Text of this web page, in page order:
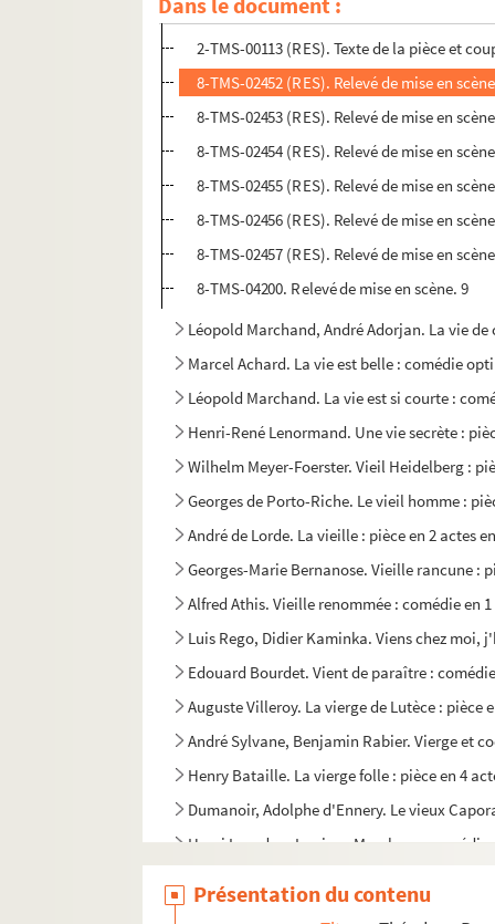
4-TMS-03097 (RES). Relevé de mise en
2-TMS-00113 (RES). Texte de la pièce et
8-TMS-02452 (RES). Relevé de mise en
8-TMS-02453 (RES). Relevé de mise en
8-TMS-02454 (RES). Relevé de mise en
8-TMS-02455 (RES). Relevé de mise en
8-TMS-02456 (RES). Relevé de mise en
8-TMS-02457 (RES). Relevé de mise en
8-TMS-04200. Relevé de mise en scène. 9
Léopold Marchand, André Adorjan. La vie
Marcel Achard. La vie est belle : comédie
Léopold Marchand. La vie est si courte :
Henri-René Lenormand. Une vie secrète :
Wilhelm Meyer-Foerster. Vieil Heidelberg :
Georges de Porto-Riche. Le vieil homme :
André de Lorde. La vieille : pièce en 2 actes
Georges-Marie Bernanose. Vieille rancune :
Alfred Athis. Vieille renommée : comédie en
Luis Rego, Didier Kaminka. Viens chez moi,
Edouard Bourdet. Vient de paraître :
Auguste Villeroy. La vierge de Lutèce : pièce
André Sylvane, Benjamin Rabier. Vierge et
Henry Bataille. La vierge folle : pièce en 4
Dumanoir, Adolphe d'Ennery. Le vieux
Henri Lavedan. Le vieux Marcheur : comédie
Présentation du contenu